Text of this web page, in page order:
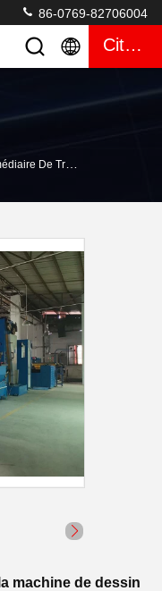
86-0769-82706004
Citation
De Tréfilage
machine de dessin